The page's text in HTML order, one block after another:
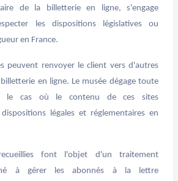
de la billetterie en ligne, s'engage
les dispositions législatives ou
en France.
peuvent renvoyer le client vers d'autres
en ligne. Le musée dégage toute
le cas où le contenu de ces sites
légales et réglementaires en
font l'objet d'un traitement
à gérer les abonnés à la lettre